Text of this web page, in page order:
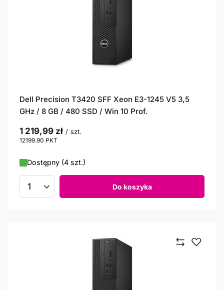
Dell Precision T3420 SFF Xeon E3-1245 V5 3,5
GHz / 8 GB / 480 SSD / Win 10 Prof.
1 219,99 zł / szt.
12199.90 PKT
Dostępny (4 szt.)
Ilość produktów Do koszyka